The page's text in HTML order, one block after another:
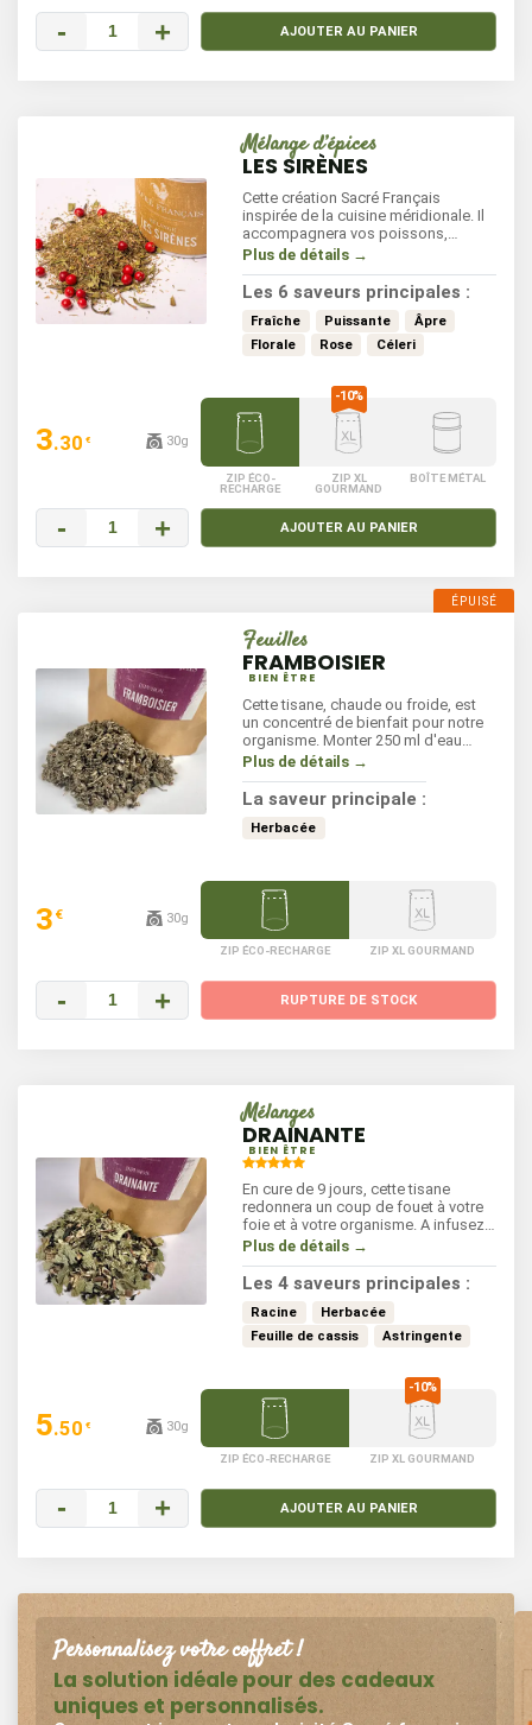
- + AJOUTER AU PANIER
Mélange d’épices
LES SIRÈNES
Cette création Sacré Français
inspirée de la cuisine méridionale. Il
accompagnera vos poissons,
légumes et viandes blanches sans
mélange poisson.
Plus de détails →
Les 6 saveurs principales :
Fraîche Puissante
Âpre
Florale
Rose Céleri
3.30 € 30g
ZIP ÉCO-
RECHARGE
ZIP XL
GOURMAND
BOÎTE MÉTAL
- + AJOUTER AU PANIER
Feuilles
FRAMBOISIER
BIEN ÊTRE
Cette tisane, chaude ou froide, est
un concentré de bienfait pour notre
organisme. Monter 250 ml d'eau
chaude à ébulition, ajouter 2 cuillères
faites bouillir pendant quelques
minutes. Eteindre et laisser infuser à
couvert 6 min, votre tisane est prête !
Plus de détails →
La saveur principale :
Herbacée
3 € 30g
ZIP ÉCO-RECHARGE ZIP XL GOURMAND
- + RUPTURE DE STOCK
Mélanges
DRAINANTE
BIEN ÊTRE
En cure de 9 jours, cette tisane
redonnera un coup de fouet à votre
foie et à votre organisme. A infusez
4 à 6 minutes, 2 à 3 fois par jour.
Plus de détails →
Les 4 saveurs principales :
Racine
Herbacée
Feuille de cassis
Astringente
5.50 € 30g
ZIP ÉCO-RECHARGE ZIP XL GOURMAND
- + AJOUTER AU PANIER
Personnalisezvotre coffret !
La solution idéale pour des cadeaux
uniques et personnalisés.